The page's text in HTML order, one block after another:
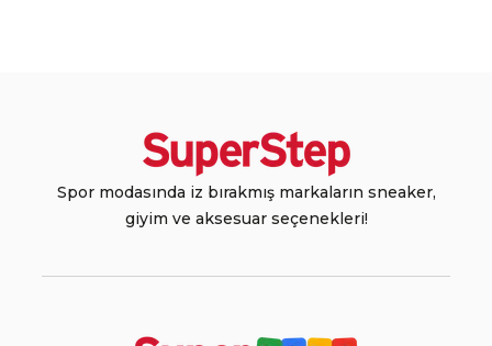
Spor modasında iz bırakmış markaların sneaker,
giyim ve aksesuar seçenekleri!